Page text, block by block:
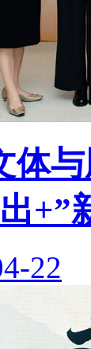
体
+”
22